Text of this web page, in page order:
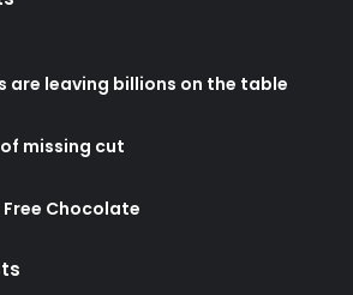
are leaving billions on the table
missing cut
Chocolate